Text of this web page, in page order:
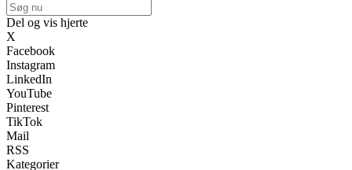
Del og vis hjerte
X
Facebook
Instagram
LinkedIn
YouTube
Pinterest
TikTok
Mail
RSS
Kategorier